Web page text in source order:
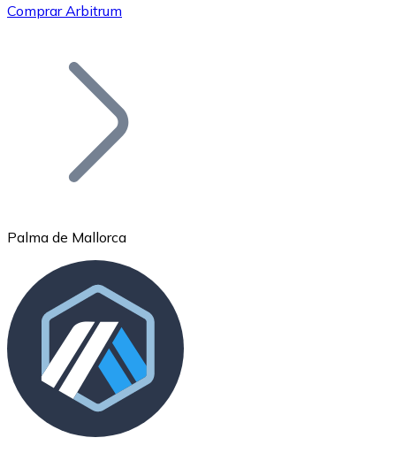
Bitcoin
Ethereum
ETH
Comprar Arbitrum
Palma de Mallorca